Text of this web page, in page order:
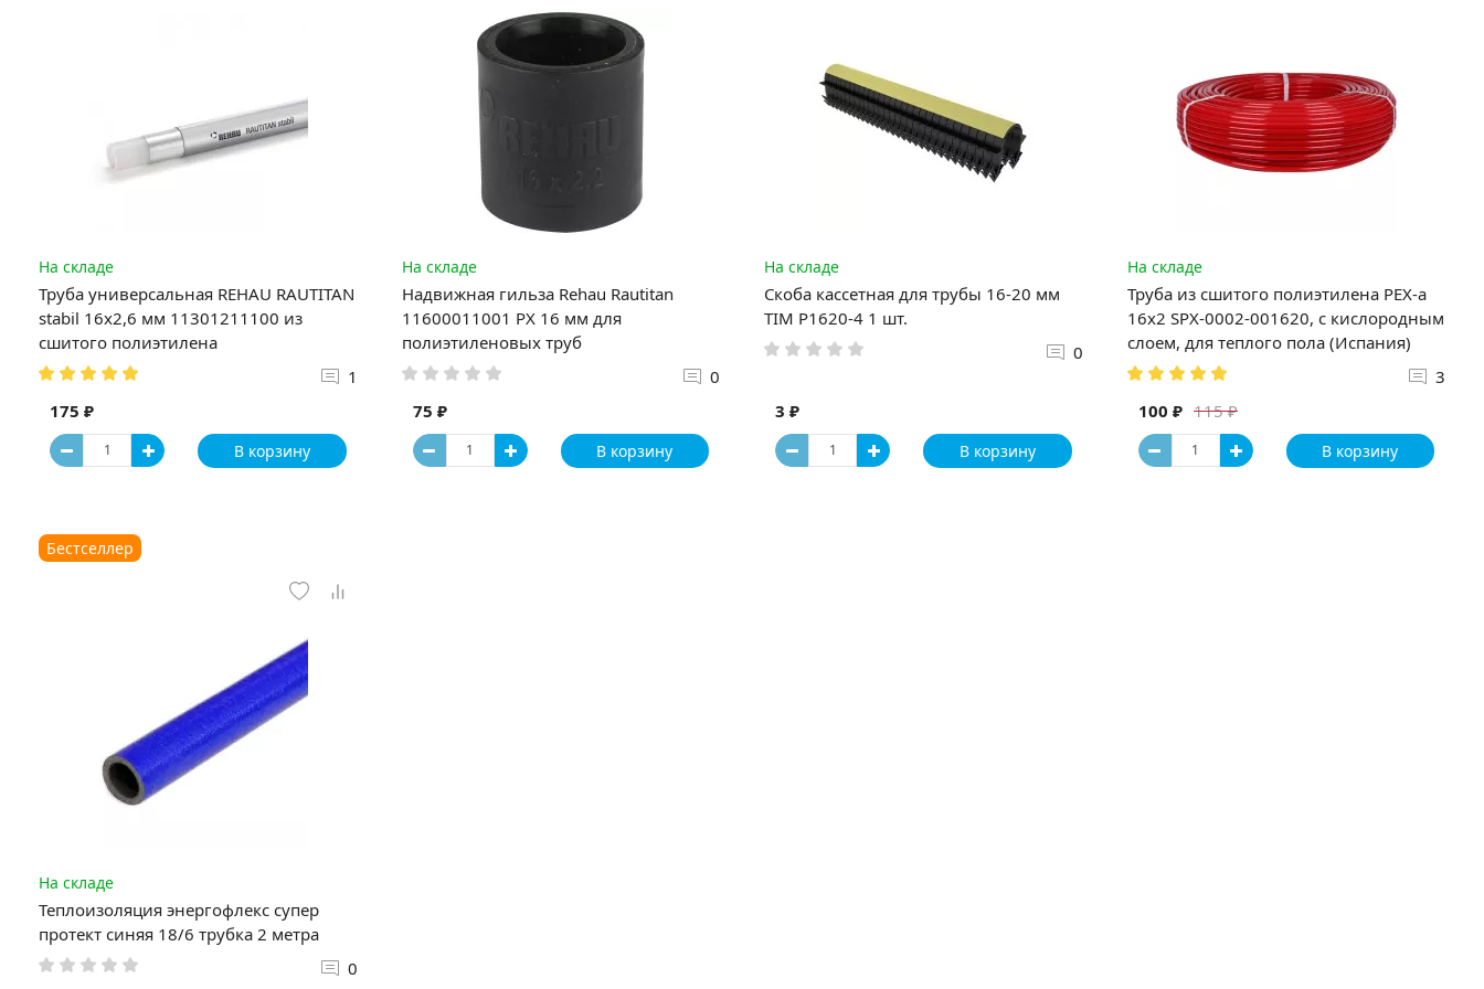
На складе
Труба универсальная REHAU RAUTITAN
stabil 16х2,6 мм 11301211100 из
сшитого полиэтилена
1
175 ₽
В корзину
На складе
Надвижная гильза Rehau Rautitan
11600011001 PX 16 мм для
полиэтиленовых труб
0
75 ₽
В корзину
На складе
Скоба кассетная для трубы 16-20 мм
TIM P1620-4 1 шт.
0
3 ₽
В корзину
На складе
Труба из сшитого полиэтилена PEX-a
16х2 SPX-0002-001620, с кислородным
слоем, для теплого пола (Испания)
3
115 ₽
100 ₽
В корзину
Бестселлер
На складе
Теплоизоляция энергофлекс супер
протект синяя 18/6 трубка 2 метра
0